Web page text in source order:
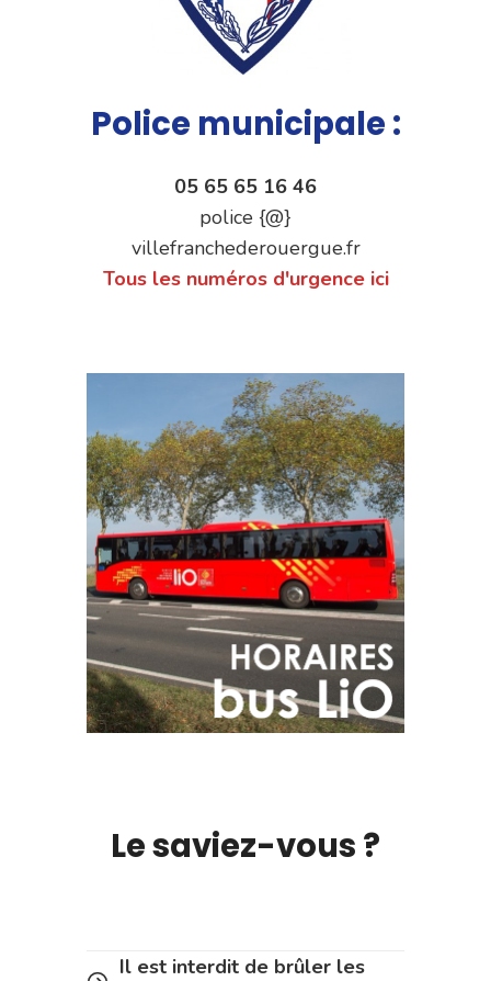
Police municipale :
05 65 65 16 46
police {@}
villefranchederouergue.fr
Tous les numéros d'urgence ici
Le saviez-vous ?
Il est interdit de brûler les